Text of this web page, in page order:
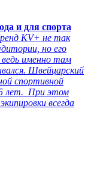
и для спорта
KV+ не так
но его
именно там
Швейцарский
спортивной
лет. При этом
всегда